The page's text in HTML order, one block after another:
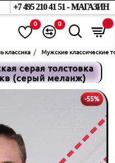
+7 495 210 41 51 - МАГАЗИН
0 0 0
классика Мужские классические
серая толстовка
(серый меланж)
-55%